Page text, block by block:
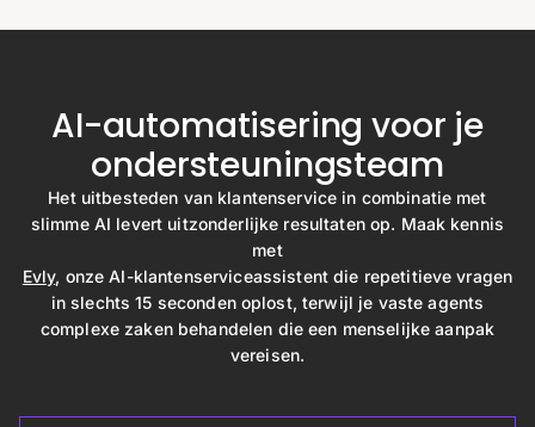
AI-automatisering voor je
ondersteuningsteam
Het uitbesteden van klantenservice in combinatie met
slimme AI levert uitzonderlijke resultaten op. Maak kennis
met
Evly, onze AI-klantenserviceassistent die repetitieve vragen
in slechts 15 seconden oplost, terwijl je vaste agents
complexe zaken behandelen die een menselijke aanpak
vereisen.